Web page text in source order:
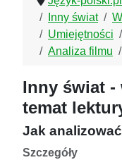
Inny świat
Umiejętności
Analiza filmu
Inny świat -
temat
Jak
Szczegóły